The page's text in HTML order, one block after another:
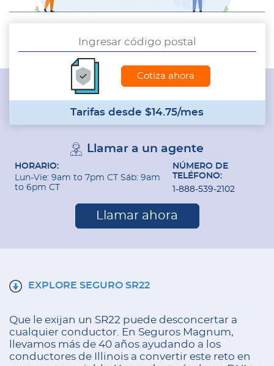
Tarifas desde $14.75/mes
Llamar a un agente
HORARIO:
Lun-Vie: 9am to 7pm CT Sáb: 9am
to 6pm CT
NÚMERO DE
TELÉFONO:
1-888-539-2102
Llamar ahora
EXPLORE SEGURO SR22
Que le exijan un SR22 puede desconcertar a
cualquier conductor. En Seguros Magnum,
llevamos más de 40 años ayudando a los
conductores de Illinois a convertir este reto en